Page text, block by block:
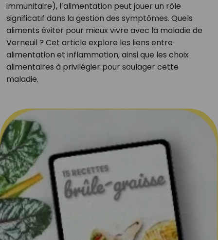
immunitaire), l’alimentation peut jouer un rôle
significatif dans la gestion des symptômes. Quels
aliments éviter pour mieux vivre avec la maladie de
Verneuil ? Cet article explore les liens entre
alimentation et inflammation, ainsi que les choix
alimentaires à privilégier pour soulager cette
maladie.